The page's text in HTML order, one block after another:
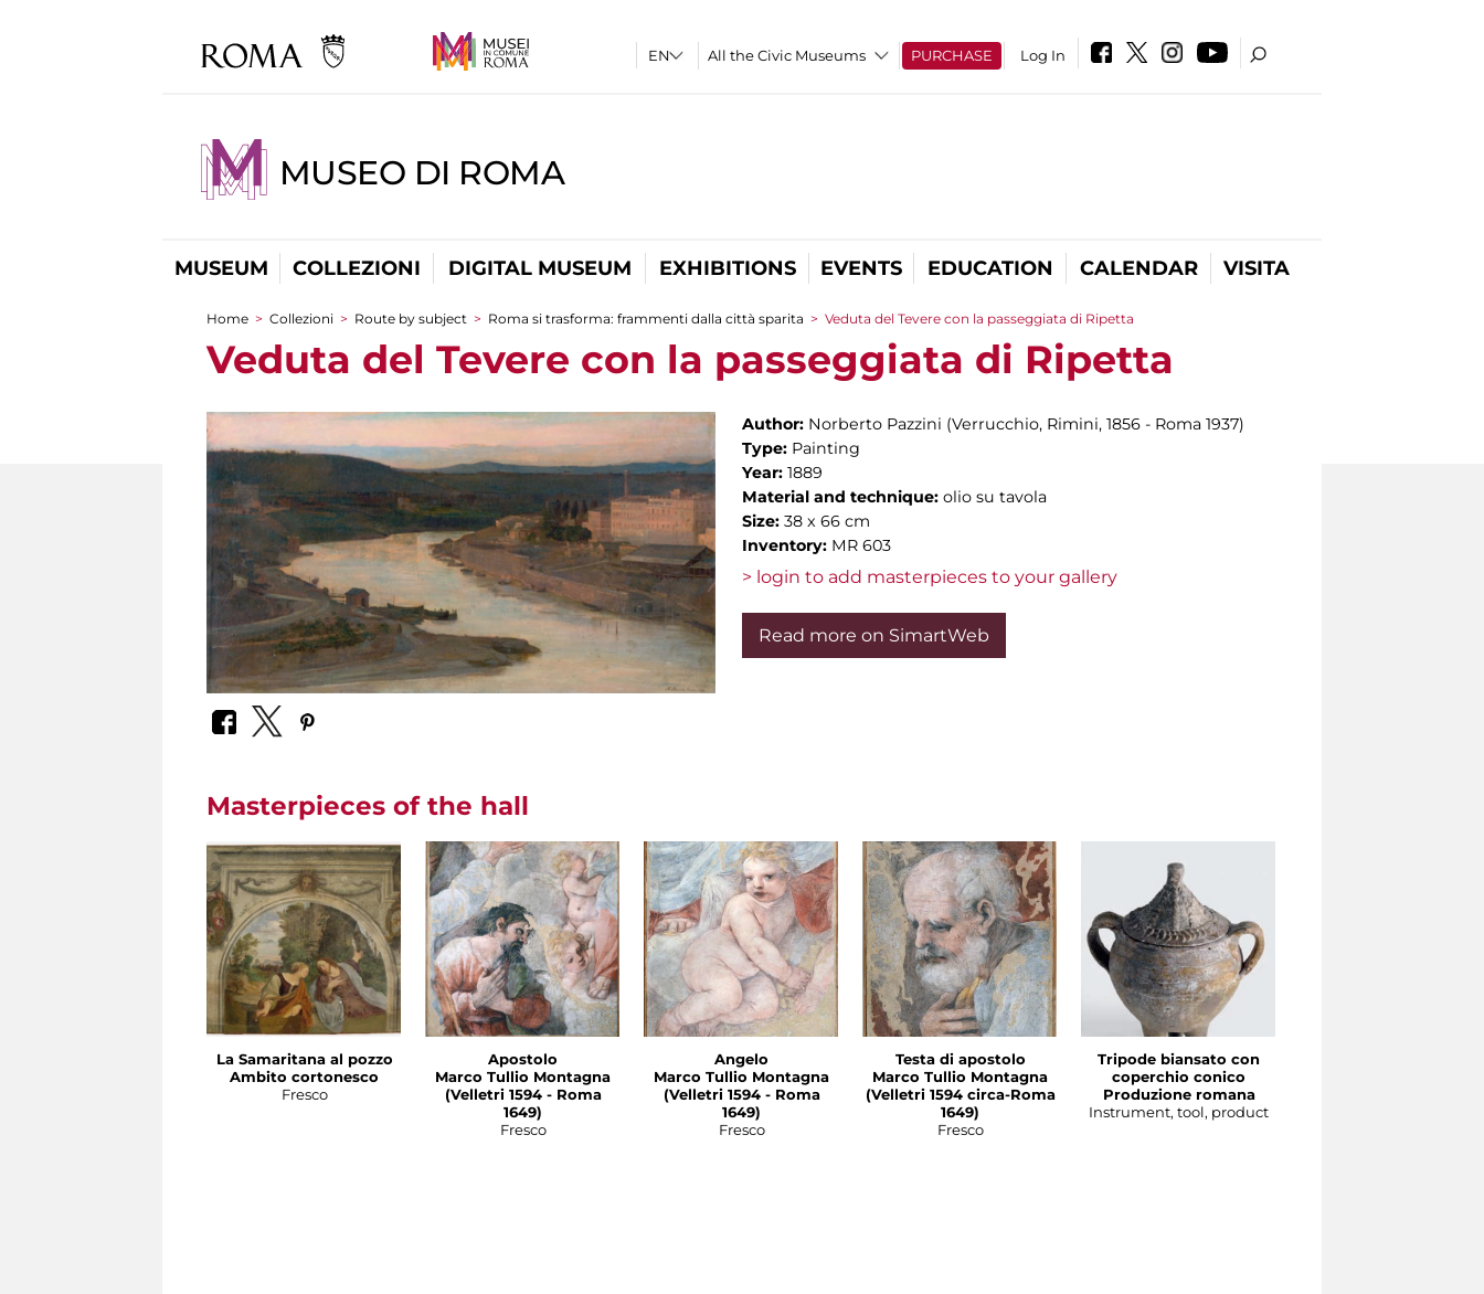
All the Civic Museums PURCHASE Log In
MUSEO DI ROMA
MUSEUM COLLEZIONI DIGITAL MUSEUM EXHIBITIONS EVENTS EDUCATION CALENDAR VISITA
You are here
Home > Collezioni > Route by subject > Roma si trasforma: frammenti dalla città sparita > Veduta del Tevere con la passeggiata di Ripetta
Veduta del Tevere con la passeggiata di Ripetta
Author: Norberto Pazzini (Verrucchio, Rimini, 1856 - Roma 1937)
Type: Painting
Year: 1889
Material and technique: olio su tavola
Size: 38 x 66 cm
Inventory: MR 603
> login to add masterpieces to your gallery
Read more on SimartWeb
Masterpieces of the hall
La Samaritana al pozzo
Ambito cortonesco
Fresco
Apostolo
Marco Tullio Montagna
(Velletri 1594 - Roma
1649)
Fresco
Angelo
Marco Tullio Montagna
(Velletri 1594 - Roma
1649)
Fresco
Testa di apostolo
Marco Tullio Montagna
(Velletri 1594 circa-Roma
1649)
Fresco
Tripode biansato con
coperchio conico
Produzione romana
Instrument, tool, product